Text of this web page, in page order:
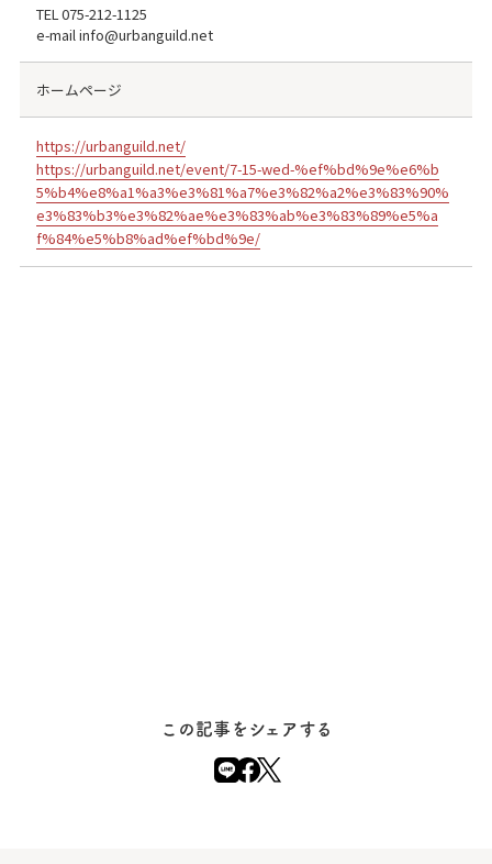
TEL075-212-1125
e-mail info@urbanguild.net
ホームページ
https://urbanguild.net/
https://urbanguild.net/event/7-15-wed-%ef%bd%9e%e6%b
5%b4%e8%a1%a3%e3%81%a7%e3%82%a2%e3%83%90%
e3%83%b3%e3%82%ae%e3%83%ab%e3%83%89%e5%a
f%84%e5%b8%ad%ef%bd%9e/
この記事をシェアする